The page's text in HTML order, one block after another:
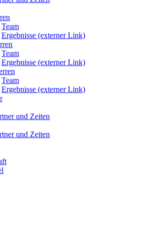
Team
Ergebnisse (externer Link)
Team
Ergebnisse (externer Link)
Team
Ergebnisse (externer Link)
und Zeiten
und Zeiten